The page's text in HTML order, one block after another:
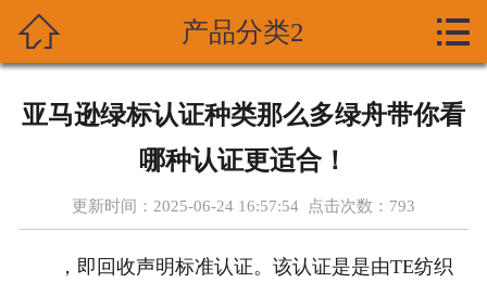
新闻资讯
技术支持
 产品分类2 
亚马逊绿标认证种类那么多绿舟带你看
哪种认证更适合！
更新时间：2025-06-24 16:57:54 点击次数： 793
，即回收声明标准认证。该认证是是由TE纺织